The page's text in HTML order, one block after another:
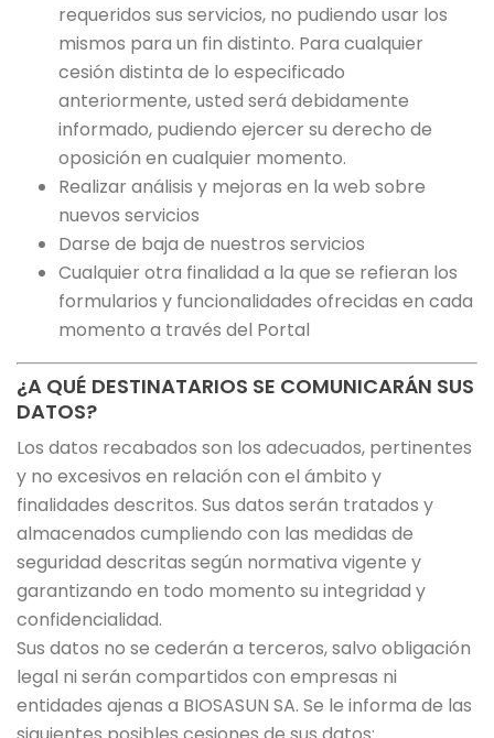
requeridos sus servicios, no pudiendo usar los
mismos para un fin distinto. Para cualquier
cesión distinta de lo especificado
anteriormente, usted será debidamente
informado, pudiendo ejercer su derecho de
oposición en cualquier momento.
Realizar análisis y mejoras en la web sobre
nuevos servicios
Darse de baja de nuestros servicios
Cualquier otra finalidad a la que se refieran los
formularios y funcionalidades ofrecidas en cada
momento a través del Portal
¿A QUÉ DESTINATARIOS SE COMUNICARÁN SUS
DATOS?
Los datos recabados son los adecuados, pertinentes
y no excesivos en relación con el ámbito y
finalidades descritos. Sus datos serán tratados y
almacenados cumpliendo con las medidas de
seguridad descritas según normativa vigente y
garantizando en todo momento su integridad y
confidencialidad.
Sus datos no se cederán a terceros, salvo obligación
legal ni serán compartidos con empresas ni
entidades ajenas a BIOSASUN SA. Se le informa de las